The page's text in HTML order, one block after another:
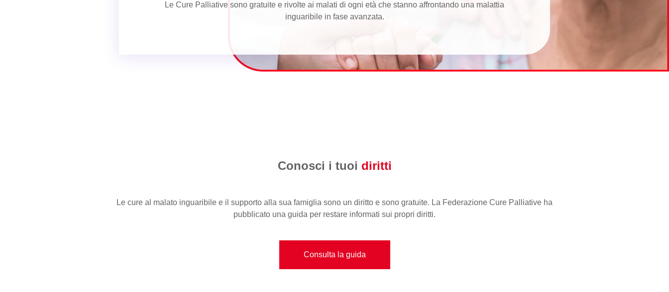
Le Cure Palliative sono gratuite e rivolte ai malati di ogni età che stanno affrontando una malattia
inguaribile in fase avanzata.
Conosci i tuoi diritti
Le cure al malato inguaribile e il supporto alla sua famiglia sono un diritto e sono gratuite. La Federazione Cure Palliative ha
pubblicato una guida per restare informati sui propri diritti.
Consulta la guida